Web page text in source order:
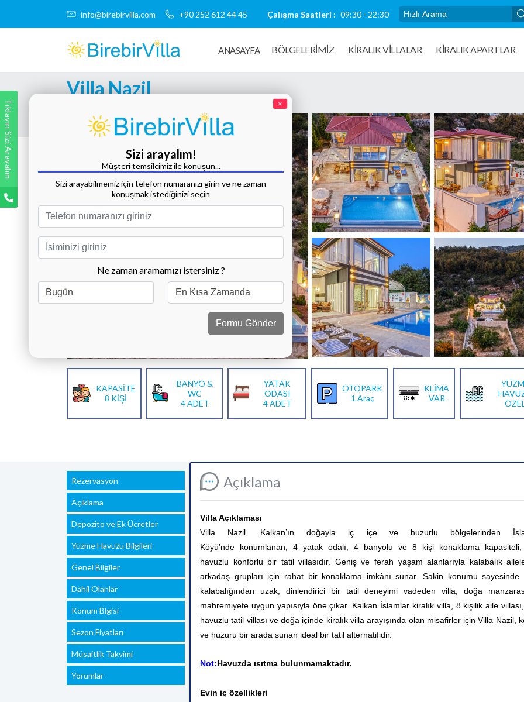
info@birebirvilla.com +90 252 612 44 45 Çalışma Saatleri : 09:30 - 22:30
ANASAYFA BÖLGELERİMİZ KIRALIK VILLALAR KİRALIK APARTLAR
Villa Nazil
Tüm Fotoğrafları Göster
KAPASİTE
8 KİŞİ
BANYO &
WC
4 ADET
YATAK
ODASI
4 ADET
OTOPARK
1 Araç
KLİMA
VAR
Rezervasyon
Açıklama
Depozito ve Ek Ücretler
Yüzme Havuzu Bilgileri
Genel Bilgiler
Dahil Olanlar
Konum Blgisi
Sezon Fiyatları
Müsaitlik Takvimi
Yorumlar
Açıklama
Villa Açıklaması
Villa Nazil, Kalkan’ın doğayla iç içe ve huzurlu bölgelerinden
Köyü’nde konumlanan, 4 yatak odalı, 4 banyolu ve 8 kişi konaklama
havuzlu konforlu bir tatil villasıdır. Geniş ve ferah yaşam alanlarıyla kalabalık
arkadaş grupları için rahat bir konaklama imkânı sunar. Sakin konumu sayesinde
kalabalığından uzak, dinlendirici bir tatil deneyimi vadeden villa; doğa
mahremiyete uygun yapısıyla öne çıkar. Kalkan İslamlar kiralık villa, 8 kişilik aile
havuzlu tatil villası ve doğa içinde kiralık villa arayışında olan misafirler için Villa Nazil,
ve huzuru bir arada sunan ideal bir tatil alternatifidir.
Not:Havuzda ısıtma bulunmamaktadır.
Evin iç özellikleri
Tıklayın Sizi Arayalım ×
Sizi arayalım!
Müşteri temsilcimiz ile konuşun...
Sizi arayabilmemiz için telefon numaranızı girin ve ne zaman
konuşmak istediğinizi seçin
Ne zaman aramamızı istersiniz ?
Formu Gönder